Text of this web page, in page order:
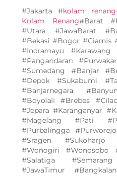
#Jakarta #kolam renang
Kolam Renang#Barat
#Utara #JawaBarat
#Bekasi #Bogor #Ciamis
#Indramayu #Karawang
#Pangandaran
#Sumedang #Banjar
#Depok #Sukabumi
#Banjarnegara
#Boyolali #Brebes
#Jepara #Karanganyar
#Magelang #Pati
#Purbalingga
#Sragen #Sukoharjo
#Wonogiri #Wonosobo
#Salatiga
#JawaTimur